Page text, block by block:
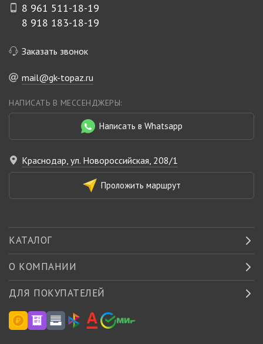
8 961 511-18-19
8 918 183-18-19
Заказать звонок
mail@gk-topaz.ru
НАПИСАТЬ В МЕССЕНДЖЕРЫ:
Написать в Whatsapp
Краснодар, ул. Новороссийская, 208/1
Проложить маршрут
КАТАЛОГ
О КОМПАНИИ
ДЛЯ ПОКУПАТЕЛЕЙ